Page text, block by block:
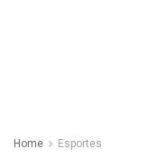
Home Esportes